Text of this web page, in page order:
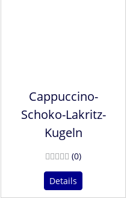
Cappuccino-
Schoko-Lakritz-
Kugeln
(0)
Details